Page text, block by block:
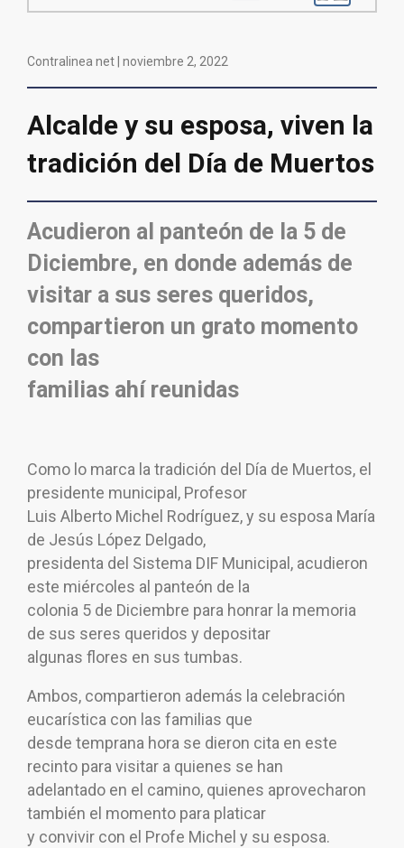
Contralinea net | noviembre 2, 2022
Alcalde y su esposa, viven la
tradición del Día de Muertos
Acudieron al panteón de la 5 de
Diciembre, en donde además de
visitar a sus seres queridos,
compartieron un grato momento
con las
familias ahí reunidas
Como lo marca la tradición del Día de Muertos, el
presidente municipal, Profesor
Luis Alberto Michel Rodríguez, y su esposa María
de Jesús López Delgado,
presidenta del Sistema DIF Municipal, acudieron
este miércoles al panteón de la
colonia 5 de Diciembre para honrar la memoria
de sus seres queridos y depositar
algunas flores en sus tumbas.
Ambos, compartieron además la celebración
eucarística con las familias que
desde temprana hora se dieron cita en este
recinto para visitar a quienes se han
adelantado en el camino, quienes aprovecharon
también el momento para platicar
y convivir con el Profe Michel y su esposa.